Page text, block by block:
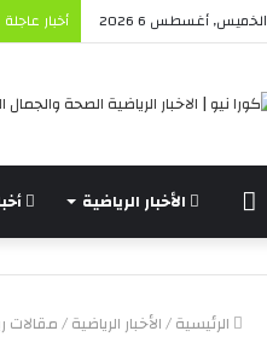
الخميس, أغسطس 6 2026 أخبار عاجلة
الرئيسة الأخبار الرياضية
الرئيسية/الأخبار الرياضية/مقالات